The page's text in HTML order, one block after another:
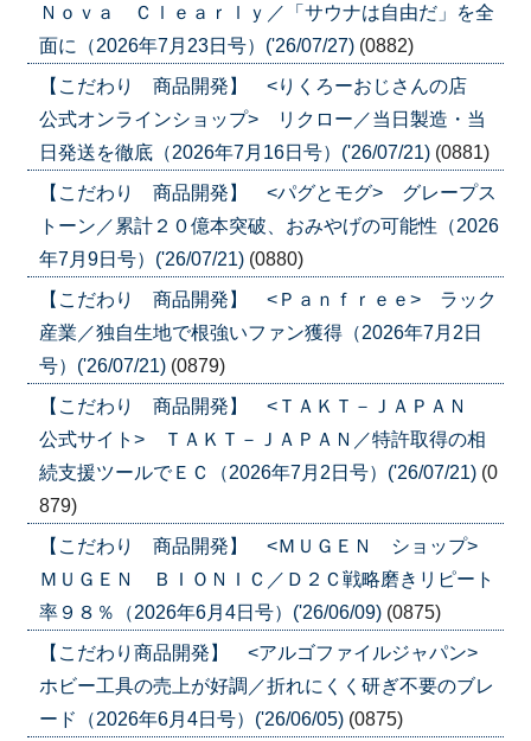
Ｎｏｖａ Ｃｌｅａｒｌｙ／「サウナは自由だ」を全
面に（2026年7月23日号）('26/07/27) (0882)
【こだわり 商品開発】 <りくろーおじさんの店
公式オンラインショップ> リクロー／当日製造・当
日発送を徹底（2026年7月16日号）('26/07/21) (0881)
【こだわり 商品開発】 <パグとモグ> グレープス
トーン／累計２０億本突破、おみやげの可能性（2026
年7月9日号）('26/07/21) (0880)
【こだわり 商品開発】 <Ｐａｎｆｒｅｅ> ラック
産業／独自生地で根強いファン獲得（2026年7月2日
号）('26/07/21) (0879)
【こだわり 商品開発】 <ＴＡＫＴ－ＪＡＰＡＮ
公式サイト> ＴＡＫＴ－ＪＡＰＡＮ／特許取得の相
続支援ツールでＥＣ（2026年7月2日号）('26/07/21) (0
879)
【こだわり 商品開発】 <ＭＵＧＥＮ ショップ>
ＭＵＧＥＮ ＢＩＯＮＩＣ／Ｄ２Ｃ戦略磨きリピート
率９８％（2026年6月4日号）('26/06/09) (0875)
【こだわり商品開発】 <アルゴファイルジャパン>
ホビー工具の売上が好調／折れにくく研ぎ不要のブレ
ード（2026年6月4日号）('26/06/05) (0875)